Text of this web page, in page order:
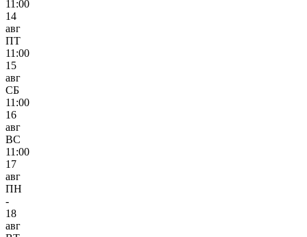
11:00
14
авг
ПТ
11:00
15
авг
СБ
11:00
16
авг
ВС
11:00
17
авг
ПН
-
18
авг